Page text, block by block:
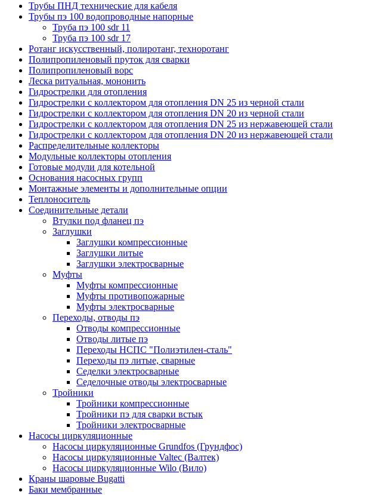
Трубы ПНД технические для кабеля
Трубы пэ 100 водопроводные напорные
Труба пэ 100 sdr 11
Труба пэ 100 sdr 17
Ротанг искусственный, полиротанг, техноротанг
Полипропиленовый пруток для сварки
Полипропиленовый ворс
Леска ритуальная, мононить
Гидрострелки для отопления
Гидрострелки с коллектором для отопления DN 25 из черной стали
Гидрострелки с коллектором для отопления DN 20 из черной стали
Гидрострелки с коллектором для отопления DN 25 из нержавеющей стали
Гидрострелки с коллектором для отопления DN 20 из нержавеющей стали
Распределительные коллекторы
Модульные коллекторы отопления
Готовые модули для котельной
Основания насосных групп
Монтажные элементы и дополнительные опции
Теплоноситель
Соединительные детали
Втулки под фланец пэ
Заглушки
Заглушки компрессионные
Заглушки литые
Заглушки электросварные
Муфты
Муфты компрессионные
Муфты противопожарные
Муфты электросварные
Переходы, отводы пэ
Отводы компрессионные
Отводы литые пэ
Переходы НСПС "Полиэтилен-сталь"
Переходы пэ литые, сварные
Седелки электросварные
Седелочные отводы электросварные
Тройники
Тройники компрессионные
Тройники пэ для сварки встык
Тройники электросварные
Насосы циркуляционные
Насосы циркуляционные Grundfos (Грундфос)
Насосы циркуляционные Valtec (Валтек)
Насосы циркуляционные Wilo (Вило)
Краны шаровые Bugatti
Баки мембранные